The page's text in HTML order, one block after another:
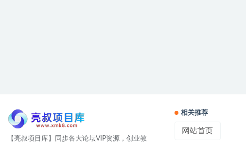
【亮叔项目库】同步各大论坛VIP资源，创业教
相关推荐
网站首页